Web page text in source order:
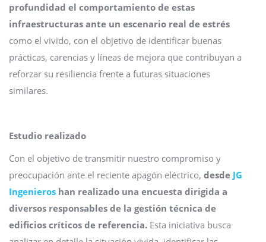
profundidad el comportamiento de estas
infraestructuras ante un escenario real de estrés
como el vivido, con el objetivo de identificar buenas
prácticas, carencias y líneas de mejora que contribuyan a
reforzar su resiliencia frente a futuras situaciones
similares.
Estudio realizado
Con el objetivo de transmitir nuestro compromiso y
preocupación ante el reciente apagón eléctrico, desde JG
Ingenieros han realizado una encuesta dirigida a
diversos responsables de la gestión técnica de
edificios críticos de referencia. Esta iniciativa busca